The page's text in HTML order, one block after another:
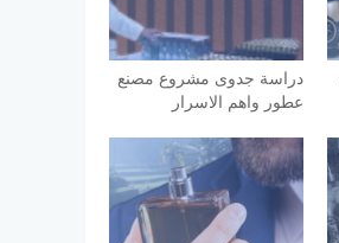
دراسة جدوى مشروع مصنع
عطور واهم الاسرار